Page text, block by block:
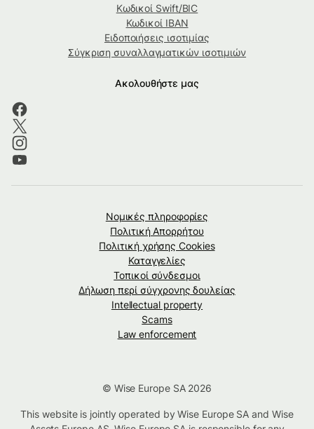
Κωδικοί Swift/BIC
Κωδικοί IBAN
Ειδοποιήσεις ισοτιμίας
Σύγκριση συναλλαγματικών ισοτιμιών
Ακολουθήστε μας
Νομικές πληροφορίες
Πολιτική Απορρήτου
Πολιτική χρήσης Cookies
Καταγγελίες
Τοπικοί σύνδεσμοι
Δήλωση περί σύγχρονης δουλείας
Intellectual property
Scams
Law enforcement
© Wise Europe SA 2026
This website is jointly operated by Wise Europe SA and Wise